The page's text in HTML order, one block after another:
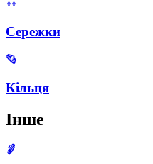
Сережки
Кільця
Інше